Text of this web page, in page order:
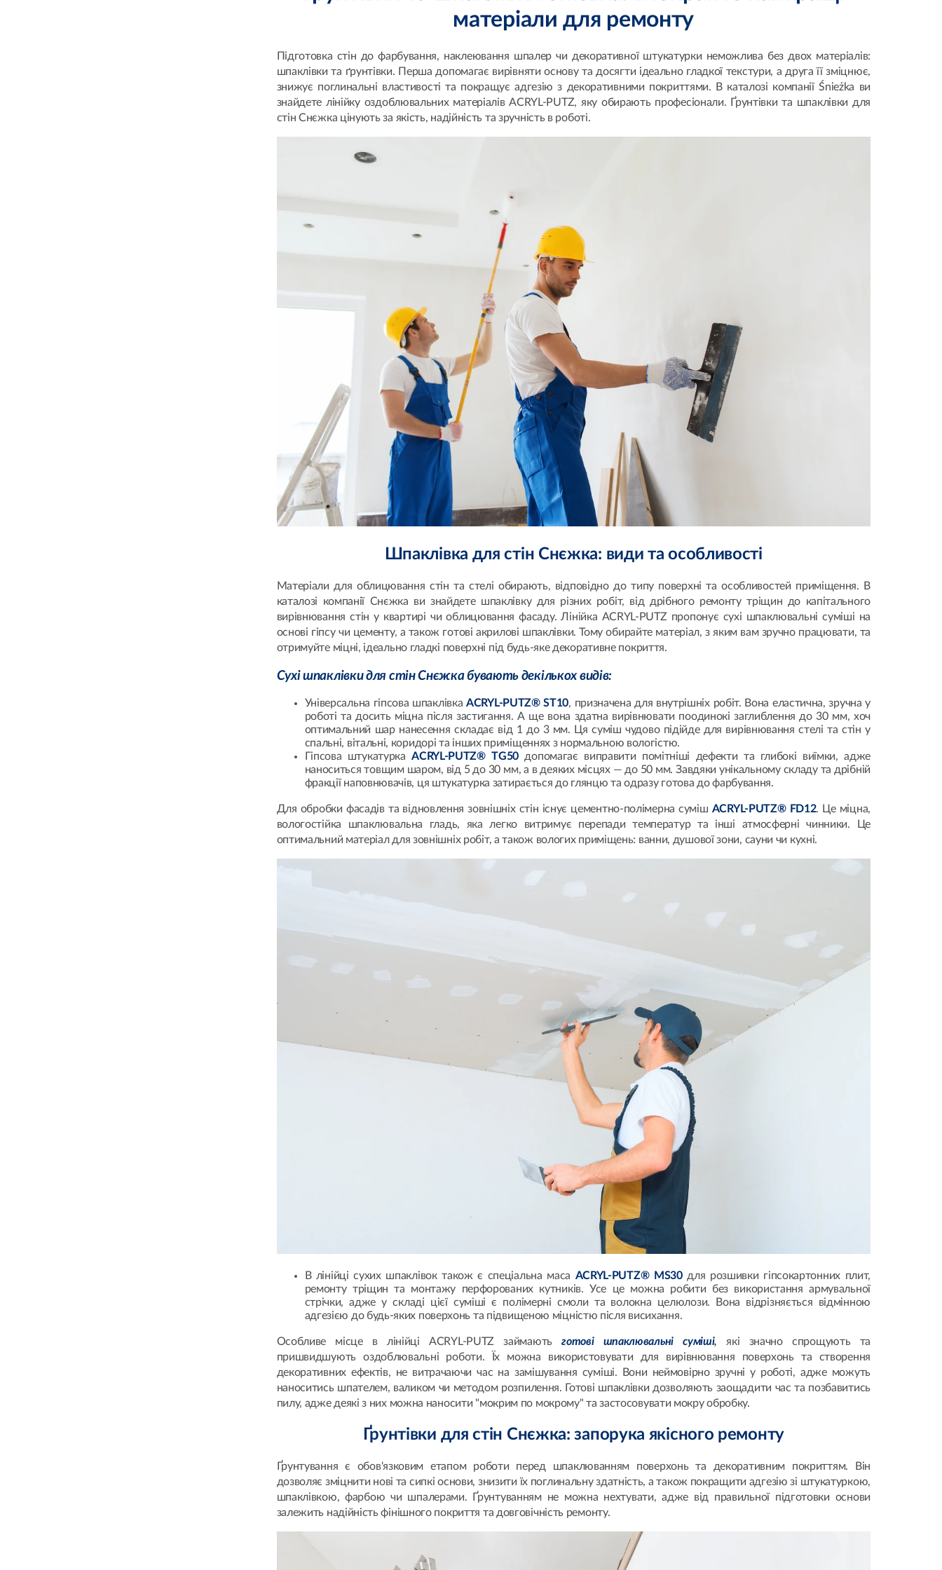
матеріали для ремонту
Підготовка стін до фарбування, наклеювання шпалер чи декоративної штукатурки неможлива без двох матеріалів:
шпаклівки та ґрунтівки. Перша допомагає вирівняти основу та досягти ідеально гладкої текстури, а друга її зміцнює,
знижує поглинальні властивості та покращує адгезію з декоративними покриттями. В каталозі компанії Śnieżka ви
знайдете лінійку оздоблювальних матеріалів ACRYL-PUTZ, яку обирають професіонали. Ґрунтівки та шпаклівки для
стін Снєжка цінують за якість, надійність та зручність в роботі.
Шпаклівка для стін Снєжка: види та особливості
Матеріали для облицювання стін та стелі обирають, відповідно до типу поверхні та особливостей приміщення. В
каталозі компанії Снєжка ви знайдете шпаклівку для різних робіт, від дрібного ремонту тріщин до капітального
вирівнювання стін у квартирі чи облицювання фасаду. Лінійка ACRYL-PUTZ пропонує сухі шпаклювальні суміші на
основі гіпсу чи цементу, а також готові акрилові шпаклівки. Тому обирайте матеріал, з яким вам зручно працювати, та
отримуйте міцні, ідеально гладкі поверхні під будь-яке декоративне покриття.
Сухішпаклівкидля стін Снєжка бувають декількох видів:
Універсальна гіпсова шпаклівкаACRYL-PUTZ® ST10, призначена для внутрішніх робіт. Вона еластична, зручна у
роботі та досить міцна після застигання. А ще вона здатна вирівнювати поодинокі заглиблення до 30 мм, хоч
оптимальний шар нанесення складає від 1 до 3 мм. Ця суміш чудово підійде для вирівнювання стелі та стін у
спальні, вітальні, коридорі та інших приміщеннях з нормальною вологістю.
Гіпсова штукатуркаACRYL-PUTZ® TG50 допомагає виправити помітніші дефекти та глибокі виїмки, адже
наноситься товщим шаром, від 5 до 30 мм, а в деяких місцях — до 50 мм. Завдяки унікальному складу та дрібній
фракції наповнювачів, ця штукатурка затирається до глянцю та одразу готова до фарбування.
Для обробки фасадів та відновлення зовнішніх стін існує цементно-полімерна суміш ACRYL-PUTZ® FD12. Це міцна,
вологостійка шпаклювальна гладь, яка легко витримує перепади температур та інші атмосферні чинники. Це
оптимальний матеріал для зовнішніх робіт, а також вологих приміщень: ванни, душової зони, сауни чи кухні.
В лінійці сухих шпаклівок також є спеціальна маса ACRYL-PUTZ® MS30для розшивки гіпсокартонних плит,
ремонту тріщин та монтажу перфорованих кутників. Усе це можна робити без використання армувальної
стрічки, адже у складі цієї суміші є полімерні смоли та волокна целюлози. Вона відрізняється відмінною
адгезією до будь-яких поверхонь та підвищеною міцністю після висихання.
Особливе місце в лінійці ACRYL-PUTZ займаютьготові шпаклювальні суміші, які значно спрощують та
пришвидшують оздоблювальні роботи. Їх можна використовувати для вирівнювання поверхонь та створення
декоративних ефектів, не витрачаючи час на замішування суміші. Вони неймовірно зручні у роботі, адже можуть
наноситись шпателем, валиком чи методом розпилення. Готові шпаклівки дозволяють заощадити час та позбавитись
пилу, адже деякі з них можна наносити "мокрим по мокрому" та застосовувати мокру обробку.
Ґрунтівки для стін Снєжка: запорука якісного ремонту
Ґрунтування є обов'язковим етапом роботи перед шпаклюванням поверхонь та декоративним покриттям. Він
дозволяє зміцнити нові та сипкі основи, знизити їх поглинальну здатність, а також покращити адгезію зі штукатуркою,
шпаклівкою, фарбою чи шпалерами. Ґрунтуванням не можна нехтувати, адже від правильної підготовки основи
залежить надійність фінішного покриття та довговічність ремонту.